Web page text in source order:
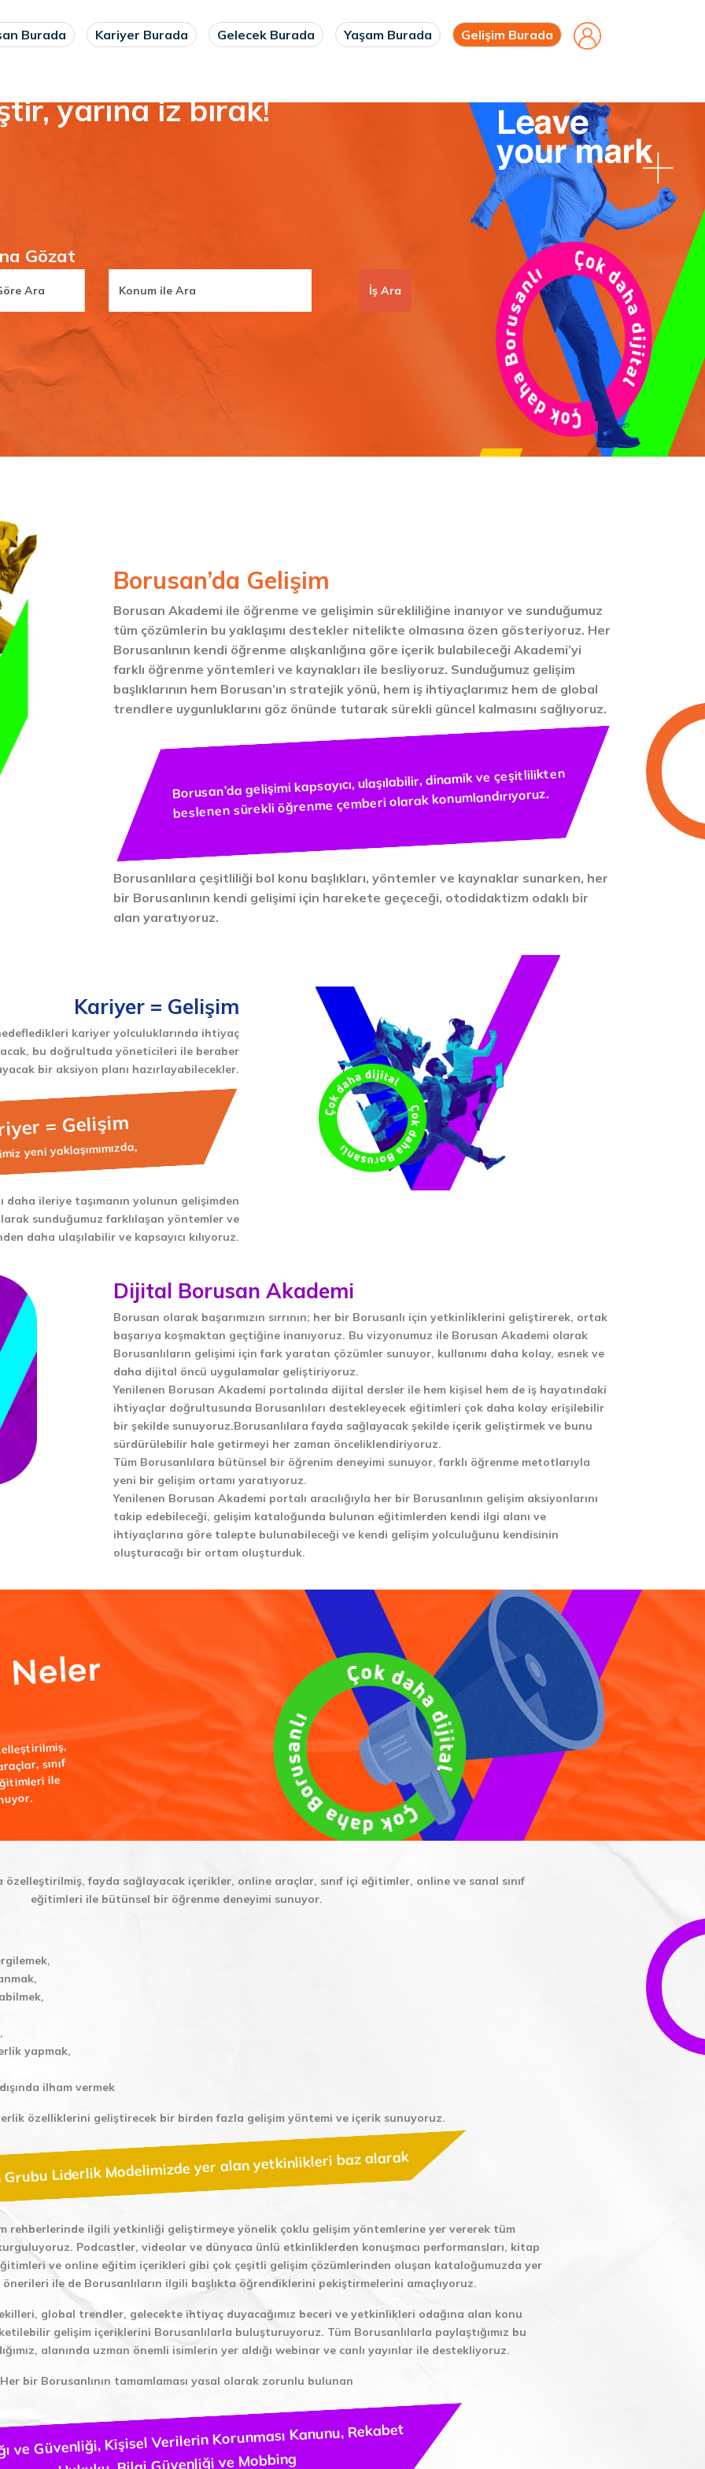
Burada Kariyer Burada Gelecek Burada Yaşam Burada Gelişim Burada
yarına iz bırak!
Borusan’da Gelişim
Borusan Akademi ile öğrenme ve gelişimin sürekliliğine inanıyor ve sunduğumuz
tüm çözümlerin bu yaklaşımı destekler nitelikte olmasına özen gösteriyoruz. Her
Borusanlının kendi öğrenme alışkanlığına göre içerik bulabileceği Akademi’yi
farklı öğrenme yöntemleri ve kaynakları ile besliyoruz. Sunduğumuz gelişim
başlıklarının hem Borusan’ın stratejik yönü, hem iş ihtiyaçlarımız hem de global
trendlere uygunluklarını göz önünde tutarak sürekli güncel kalmasını sağlıyoruz.
Borusan’da gelişimi kapsayıcı, ulaşılabilir, dinamik ve çeşitlilikten
beslenen sürekli öğrenme çemberi olarak konumlandırıyoruz.
Borusanlılara çeşitliliği bol konu başlıkları, yöntemler ve kaynaklar sunarken, her
bir Borusanlının kendi gelişimi için harekete geçeceği, otodidaktizm odaklı bir
alan yaratıyoruz.
Kariyer = Gelişim
kariyer yolculuklarında ihtiyaç
bu doğrultuda yöneticileri ile beraber
bir aksiyon planı hazırlayabilecekler.
= Gelişim
yeni yaklaşımımızda,
daha ileriye taşımanın yolunun gelişimden
sunduğumuz farklılaşan yöntemler ve
daha ulaşılabilir ve kapsayıcı kılıyoruz.
Dijital Borusan Akademi
Borusan olarak başarımızın sırrının; her bir Borusanlı için yetkinliklerini geliştirerek, ortak
başarıya koşmaktan geçtiğine inanıyoruz. Bu vizyonumuz ile Borusan Akademi olarak
Borusanlıların gelişimi için fark yaratan çözümler sunuyor, kullanımı daha kolay, esnek ve
daha dijital öncü uygulamalar geliştiriyoruz.
Yenilenen Borusan Akademi portalında dijital dersler ile hem kişisel hem de iş hayatındaki
ihtiyaçlar doğrultusunda Borusanlıları destekleyecek eğitimleri çok daha kolay erişilebilir
bir şekilde sunuyoruz.Borusanlılara fayda sağlayacak şekilde içerik geliştirmek ve bunu
sürdürülebilir hale getirmeyi her zaman önceliklendiriyoruz.
Tüm Borusanlılara bütünsel bir öğrenim deneyimi sunuyor, farklı öğrenme metotlarıyla
yeni bir gelişim ortamı yaratıyoruz.
Yenilenen Borusan Akademi portalı aracılığıyla her bir Borusanlının gelişim aksiyonlarını
takip edebileceği, gelişim kataloğunda bulunan eğitimlerden kendi ilgi alanı ve
ihtiyaçlarına göre talepte bulunabileceği ve kendi gelişim yolculuğunu kendisinin
oluşturacağı bir ortam oluşturduk.
sınıf
ile
fayda sağlayacak içerikler, online araçlar, sınıf içi eğitimler, online ve sanal sınıf
eğitimleri ile bütünsel bir öğrenme deneyimi sunuyor.
yapmak,
ilham vermek
özelliklerini geliştirecek bir birden fazla gelişim yöntemi ve içerik sunuyoruz.
Liderlik Modelimizde yer alan yetkinlikleri baz alarak
rehberlerinde ilgili yetkinliği geliştirmeye yönelik çoklu gelişim yöntemlerine yer vererek tüm
Podcastler, videolar ve dünyaca ünlü etkinliklerden konuşmacı performansları, kitap
ve online eğitim içerikleri gibi çok çeşitli gelişim çözümlerinden oluşan kataloğumuzda yer
ile de Borusanlıların ilgili başlıkta öğrendiklerini pekiştirmelerini amaçlıyoruz.
global trendler, gelecekte ihtiyaç duyacağımız beceri ve yetkinlikleri odağına alan konu
gelişim içeriklerini Borusanlılarla buluşturuyoruz. Tüm Borusanlılarla paylaştığımız bu
alanında uzman önemli isimlerin yer aldığı webinar ve canlı yayınlar ile destekliyoruz.
Her bir Borusanlının tamamlaması yasal olarak zorunlu bulunan
ve Güvenliği,Kişisel Verilerin Korunması Kanunu,Rekabet
ve Mobbing
Gözat